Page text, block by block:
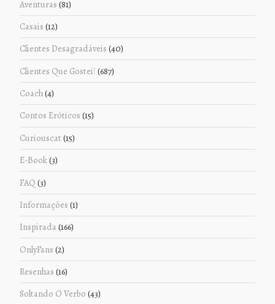
Aventuras (81)
Casais (12)
Clientes Desagradáveis (40)
Clientes Que Gostei! (687)
Coach(4)
Contos Eróticos (15)
Curiouscat (15)
E-Book(3)
FAQ (3)
Informações (1)
Inspirada (166)
OnlyFans (2)
Resenhas (16)
Soltando O Verbo (43)